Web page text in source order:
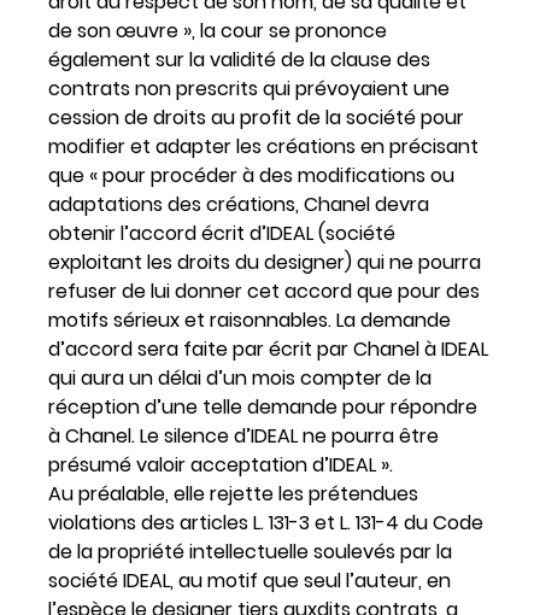
de son œuvre », la cour se prononce
également sur la validité de la clause des
contrats non prescrits qui prévoyaient une
cession de droits au profit de la société pour
modifier et adapter les créations en précisant
que « pour procéder à des modifications ou
adaptations des créations, Chanel devra
obtenir l’accord écrit d’IDEAL (société
exploitant les droits du designer) qui ne pourra
refuser de lui donner cet accord que pour des
motifs sérieux et raisonnables. La demande
d’accord sera faite par écrit par Chanel à IDEAL
qui aura un délai d’un mois compter de la
réception d’une telle demande pour répondre
à Chanel. Le silence d’IDEAL ne pourra être
présumé valoir acceptation d’IDEAL ».
Au préalable, elle rejette les prétendues
violations des articles L. 131-3 et L. 131-4 du Code
de la propriété intellectuelle soulevés par la
société IDEAL, au motif que seul l’auteur, en
l’espèce le designer tiers auxdits contrats, a